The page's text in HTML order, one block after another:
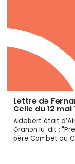
Lettre de
Celle du 12 mai
Aldebert était
Granon lui dit :
père Combet au